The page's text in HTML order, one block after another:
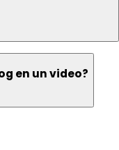
en un video?